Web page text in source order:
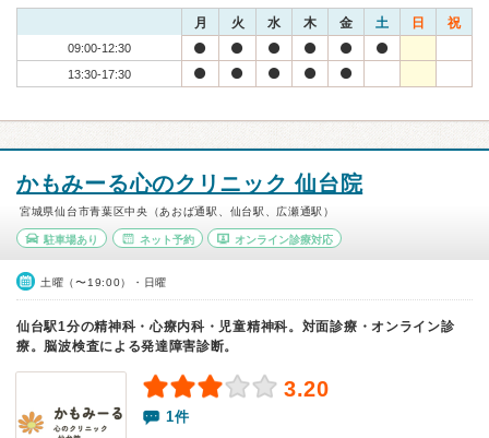
月 火 水 木 金 土 日 祝
09:00-12:30
13:30-17:30
かもみーる心のクリニック 仙台院
宮城県仙台市青葉区中央（あおば通駅、仙台駅、広瀬通駅）
駐車場あり ネット予約 オンライン診療対応
土曜（〜19:00）・日曜
仙台駅1分の精神科・心療内科・児童精神科。対面診療・オンライン診
療。脳波検査による発達障害診断。
3.20
1件